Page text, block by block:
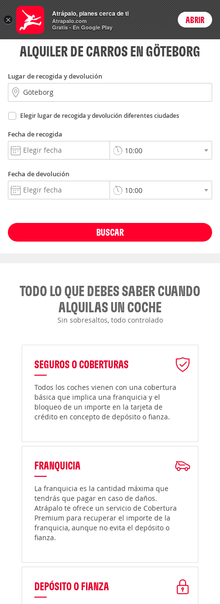
Rent
a Car Login
ALQUILER DE CARROS EN GÖTEBORG
Lugar de recogida y devolución
Elegir lugar de recogida y devolución diferentes ciudades
Fecha de recogida
Fecha de devolución
BUSCAR
TODO LO QUE DEBES SABER CUANDO
ALQUILAS UN COCHE
Sin sobresaltos, todo controlado
SEGUROS O COBERTURAS
Todos los coches vienen con una cobertura
básica que implica una franquicia y el
bloqueo de un importe en la tarjeta de
crédito en concepto de depósito o fianza.
FRANQUICIA
La franquicia es la cantidad máxima que
tendrás que pagar en caso de daños.
Atrápalo te ofrece un servicio de Cobertura
Premium para recuperar el importe de la
franquicia, aunque no evita el depósito o
fianza.
DEPÓSITO O FIANZA
×
Atrápalo, planes cerca de ti
Atrapalo.com
Gratis - En Google Play
ABRIR